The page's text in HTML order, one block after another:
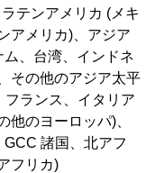
テンアメリカ (メキ
アメリカ)、アジア
、台湾、インドネ
その他のアジア太平
ランス、イタリア
他のヨーロッパ)、
諸国、北アフ
フリカ)